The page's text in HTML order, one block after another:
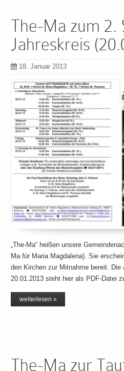
The-Ma zum 2.
Jahreskreis
18. Januar 2013
„The-Ma“ heißen unsere
Ma für Maria Magdalena). Sie
den Kirchen zur Mitnahme bereit. Die
20.01.2013 steht hier als PDF-Datei
weiterlesen »
The-Ma zur